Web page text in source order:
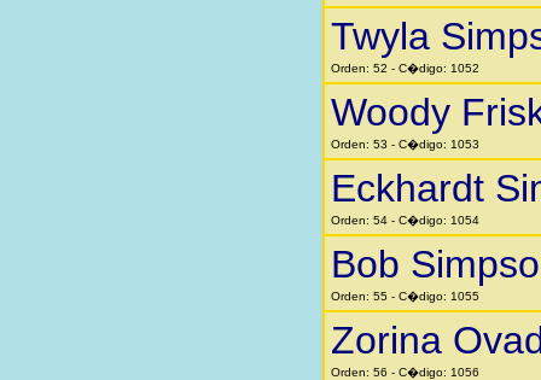
Twyla
Orden: 52 - C�digo: 1052
Woody
Orden: 53 - C�digo: 1053
Eckhardt
Orden: 54 - C�digo: 1054
Bob
Orden: 55 - C�digo: 1055
Zorina
Orden: 56 - C�digo: 1056